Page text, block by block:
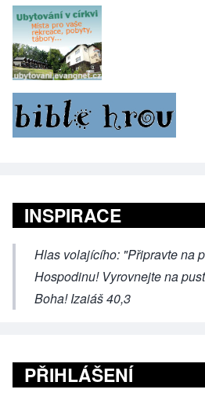
INSPIRACE
Hlas volajícího: "Připravte na
Hospodinu! Vyrovnejte na
Boha! Izaiáš 40,3
PŘIHLÁŠENÍ